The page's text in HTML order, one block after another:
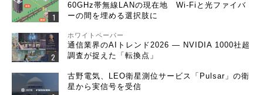
60GHz帯無線LANの現在地 Wi-Fiと光ファイバ
ーの間を埋める選択肢に
ホワイトペーパー
通信業界のAIトレンド2026 ― NVIDIA 1000社超
調査が捉えた「転換点」
古野電気、LEO衛星測位サービス「Pulsar」の衛
星から実信号を受信